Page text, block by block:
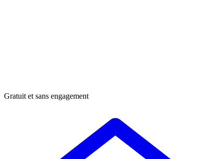
Gratuit et sans engagement